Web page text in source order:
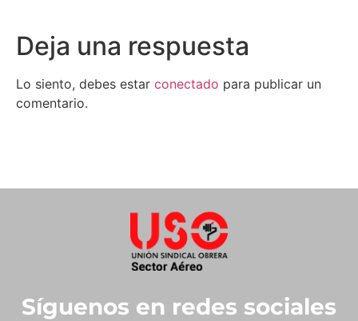
Deja una respuesta
Lo siento, debes estar conectado para publicar un
comentario.
Síguenos en redes sociales